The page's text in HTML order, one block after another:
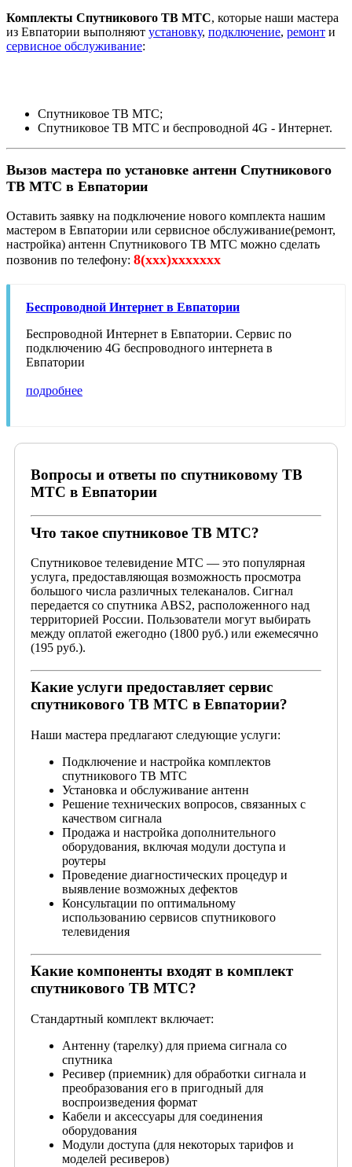
Комплекты Спутникового ТВ МТС, которые наши мастера
из Евпатории выполняют установку, подключение, ремонт и
сервисное обслуживание:
Спутниковое ТВ МТС;
Спутниковое ТВ МТС и беспроводной 4G - Интернет.
Вызов мастера по установке антенн Спутникового
ТВ МТС в Евпатории
Оставить заявку на подключение нового комплекта нашим
мастером в Евпатории или сервисное обслуживание(ремонт,
настройка) антенн Спутникового ТВ МТС можно сделать
позвонив по телефону: 8(xxx)xxxxxxx
Беспроводной Интернет в Евпатории
Беспроводной Интернет в Евпатории. Сервис по
подключению 4G беспроводного интернета в
Евпатории
подробнее
Вопросы и ответы по спутниковому ТВ
МТС в Евпатории
Что такое спутниковое ТВ МТС?
Спутниковое телевидение МТС — это популярная
услуга, предоставляющая возможность просмотра
большого числа различных телеканалов. Сигнал
передается со спутника ABS2, расположенного над
территорией России. Пользователи могут выбирать
между оплатой ежегодно (1800 руб.) или ежемесячно
(195 руб.).
Какие услуги предоставляет сервис
спутникового ТВ МТС в Евпатории?
Наши мастера предлагают следующие услуги:
Подключение и настройка комплектов
спутникового ТВ МТС
Установка и обслуживание антенн
Решение технических вопросов, связанных с
качеством сигнала
Продажа и настройка дополнительного
оборудования, включая модули доступа и
роутеры
Проведение диагностических процедур и
выявление возможных дефектов
Консультации по оптимальному
использованию сервисов спутникового
телевидения
Какие компоненты входят в комплект
спутникового ТВ МТС?
Стандартный комплект включает:
Антенну (тарелку) для приема сигнала со
спутника
Ресивер (приемник) для обработки сигнала и
преобразования его в пригодный для
воспроизведения формат
Кабели и аксессуары для соединения
оборудования
Модули доступа (для некоторых тарифов и
моделей ресиверов)